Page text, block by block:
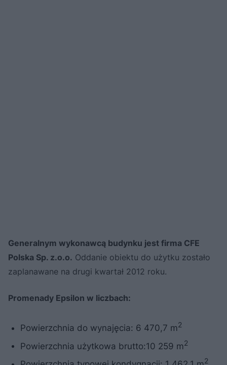
Generalnym wykonawcą budynku jest firma CFE
Polska Sp. z.o.o. Oddanie obiektu do użytku zostało
zaplanawane na drugi kwartał 2012 roku.
Promenady Epsilon w liczbach:
Powierzchnia do wynajęcia: 6 470,7 m2
Powierzchnia użytkowa brutto:10 259 m2
2